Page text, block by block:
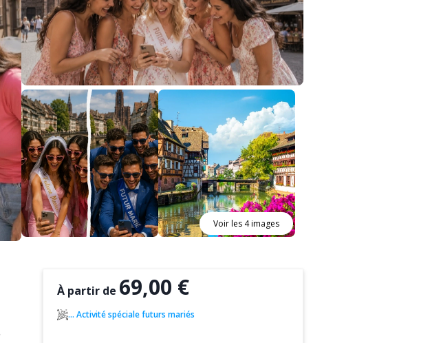
Voir les 4 images
À partir de 69,00 €
... Activité spéciale futurs mariés